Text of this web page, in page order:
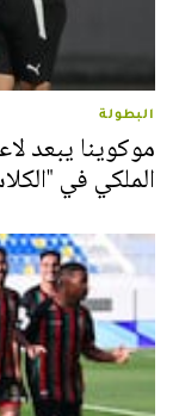
البطولة
موكوينا يبعد
الملكي في